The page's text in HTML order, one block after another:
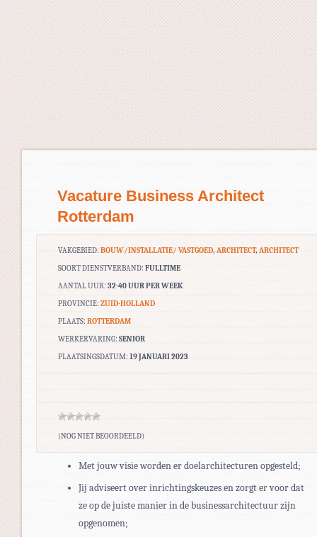
Vacature Business Architect
Rotterdam
VAKGEBIED: BOUW/INSTALLATIE/ VASTGOED, ARCHITECT, ARCHITECT
SOORT DIENSTVERBAND: FULLTIME
AANTAL UUR: 32-40 UUR PER WEEK
PROVINCIE: ZUID-HOLLAND
PLAATS: ROTTERDAM
WERKERVARING: SENIOR
PLAATSINGSDATUM: 19 JANUARI 2023
(NOG NIET BEOORDEELD)
Met jouw visie worden er doelarchitecturen opgesteld;
Jij adviseert over inrichtingskeuzes en zorgt er voor dat
ze op de juiste manier in de businessarchitectuur zijn
opgenomen;